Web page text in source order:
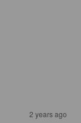
2 years ago